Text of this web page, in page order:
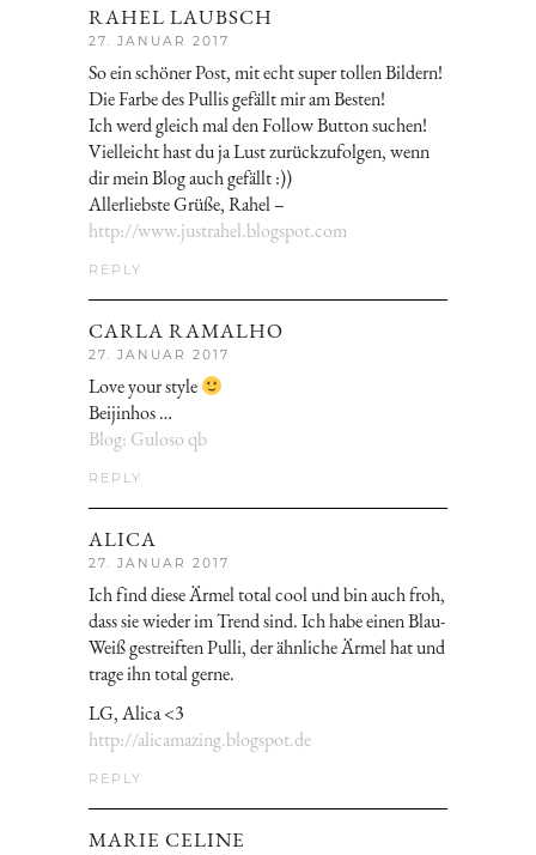
RAHEL LAUBSCH
27. JANUAR 2017
So ein schöner Post, mit echt super tollen Bildern!
Die Farbe des Pullis gefällt mir am Besten!
Ich werd gleich mal den Follow Button suchen!
Vielleicht hast du ja Lust zurückzufolgen, wenn
dir mein Blog auch gefällt :))
Allerliebste Grüße, Rahel –
http://www.justrahel.blogspot.com
REPLY
CARLA RAMALHO
27. JANUAR 2017
Love your style
Beijinhos …
Blog: Guloso qb
REPLY
ALICA
27. JANUAR 2017
Ich find diese Ärmel total cool und bin auch froh,
dass sie wieder im Trend sind. Ich habe einen Blau-
Weiß gestreiften Pulli, der ähnliche Ärmel hat und
trage ihn total gerne.
LG, Alica <3
http://alicamazing.blogspot.de
REPLY
MARIE CELINE